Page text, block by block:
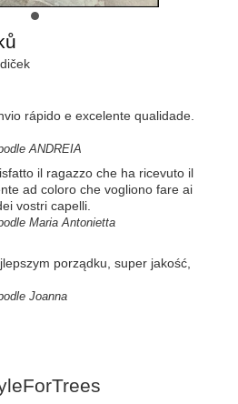
rápido e excelente qualidade.
ANDREIA
il ragazzo che ha ricevuto il
ad coloro che vogliono fare ai
vostri capelli.
Maria Antonietta
porządku, super jakość,
Joanna